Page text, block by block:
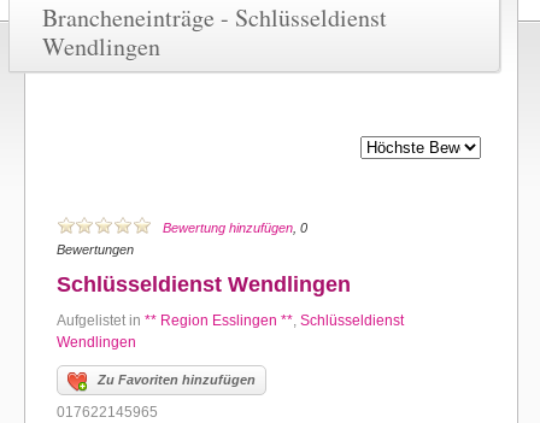
Brancheneinträge - Schlüsseldienst
Wendlingen
Bewertung hinzufügen , 0
Bewertungen
Schlüsseldienst Wendlingen
Aufgelistet in ** Region Esslingen **, Schlüsseldienst
Wendlingen
Zu Favoriten hinzufügen
017622145965